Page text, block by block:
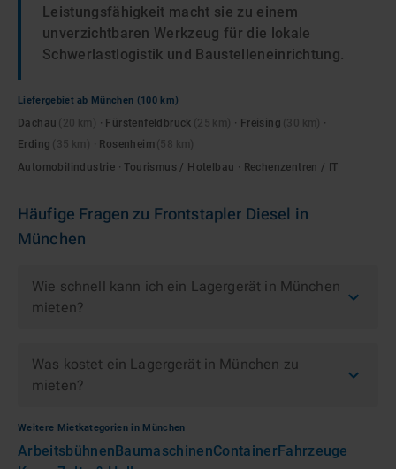
Leistungsfähigkeit macht sie zu einem
unverzichtbaren Werkzeug für die lokale
Schwerlastlogistik und Baustelleneinrichtung.
Liefergebiet ab München (100 km)
Dachau · Fürstenfeldbruck · Freising
·
Erding
· Rosenheim
Automobilindustrie · Tourismus / Hotelbau · Rechenzentren / IT
Häufige Fragen zu Frontstapler Diesel in
München
Wie schnell kann ich ein Lagergerät in München
mieten?
Was kostet ein Lagergerät in München zu
mieten?
Weitere Mietkategorien in München
ArbeitsbühnenBaumaschinenContainerFahrzeuge